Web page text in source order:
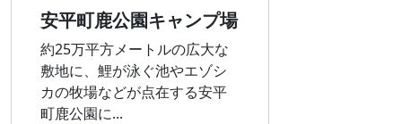
安平町鹿公園キャンプ場
約25万平方メートルの広大な
敷地に、鯉が泳ぐ池やエゾシ
カの牧場などが点在する安平
町鹿公園に...